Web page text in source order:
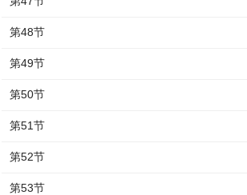
第48节
第49节
第50节
第51节
第52节
第53节